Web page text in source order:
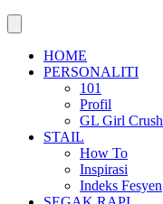
HOME
PERSONALITI
101
Profil
GL Girl Crush
STAIL
How To
Inspirasi
Indeks Fesyen